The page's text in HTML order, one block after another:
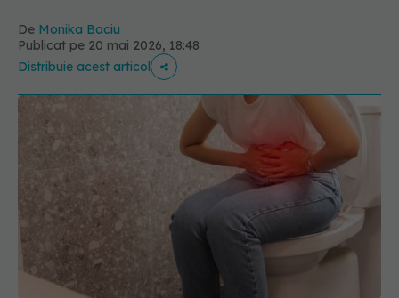
De Monika Baciu
Publicat pe 20 mai 2026, 18:48
Distribuie acest articol